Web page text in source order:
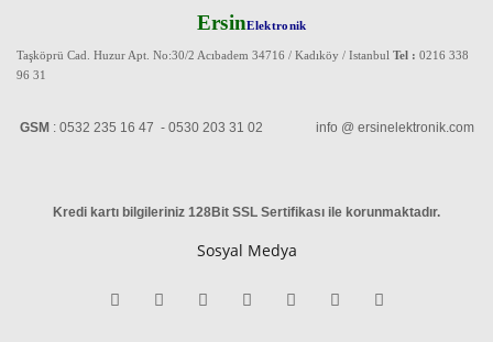
ErsinElektronik
Taşköprü Cad. Huzur Apt. No:30/2 Acıbadem 34716 / Kadıköy / Istanbul Tel : 0216 338
96 31
GSM : 0532 235 16 47 - 0530 203 31 02 info @ ersinelektronik.com
Kredi kartı bilgileriniz 128Bit SSL Sertifikası ile korunmaktadır.
Sosyal Medya